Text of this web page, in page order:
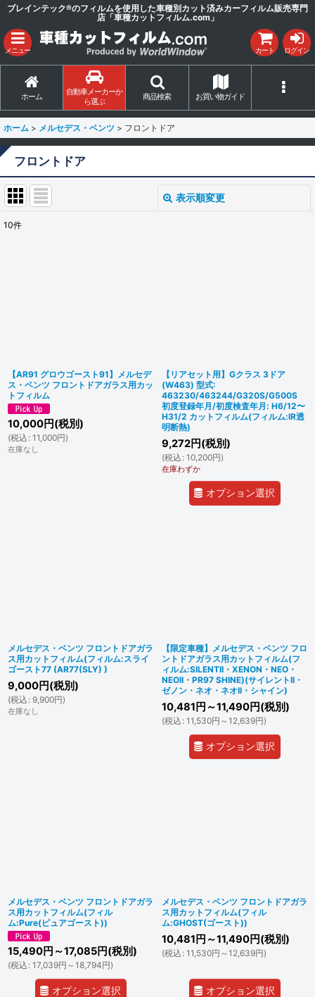
ブレインテック®のフィルムを使用した車種別カット済みカーフィルム販売専門
店「車種カットフィルム.com」
メニュー カート ログイン
ホーム
自動車メーカーか
ら選ぶ
商品検索 お買い物ガイド
ホーム > メルセデス・ベンツ > フロントドア
フロントドア
表示順変更
10件
【AR91 グロウゴースト91】メルセデ
ス・ベンツ フロントドアガラス用カッ
トフィルム
10,000円(税別)
(税込 : 11,000円)
在庫なし
【リアセット用】Gクラス 3ドア
(W463) 型式:
463230/463244/G320S/G500S
初度登録年月/初度検査年月: H6/12〜
H31/2 カットフィルム(フィルム:IR透
明断熱)
9,272円(税別)
(税込 : 10,200円)
在庫わずか
オプション選択
メルセデス・ベンツ フロントドアガラ
ス用カットフィルム(フィルム:スライ
ゴースト77 (AR77(SLY) )
9,000円(税別)
(税込 : 9,900円)
在庫なし
【限定車種】メルセデス・ベンツ フロ
ントドアガラス用カットフィルム(フ
ィルム:SILENTII・XENON・NEO・
NEOII・PR97 SHINE)(サイレントII・
ゼノン・ネオ・ネオII・シャイン)
10,481 円 ～11,490円(税別)
(税込 : 11,530円 ～12,639円)
オプション選択
メルセデス・ベンツ フロントドアガラ
ス用カットフィルム(フィル
ム:Pure(ピュアゴースト))
15,490円 ～17,085円(税別)
(税込 : 17,039円 ～18,794円)
オプション選択
メルセデス・ベンツ フロントドアガラ
ス用カットフィルム(フィル
ム:GHOST(ゴースト))
10,481 円 ～11,490円(税別)
(税込 : 11,530円 ～12,639円)
オプション選択